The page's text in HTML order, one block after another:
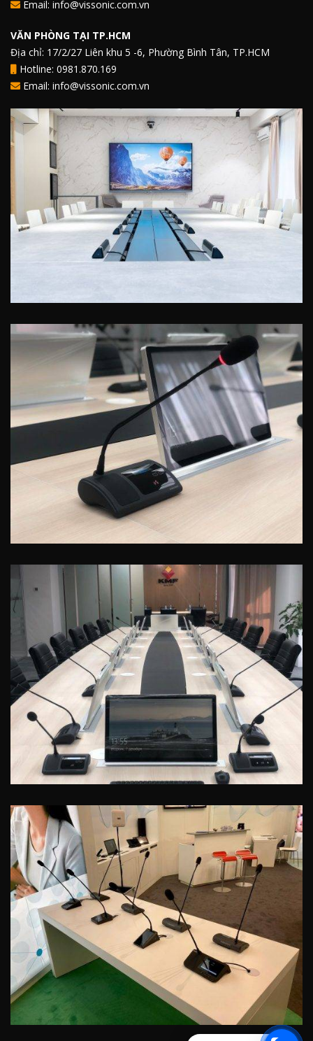
Email: info@vissonic.com.vn
VĂN PHÒNG TẠI TP.HCM
Địa chỉ: 17/2/27 Liên khu 5 -6, Phường Bình Tân, TP.HCM
Hotline: 0981.870.169
Email: info@vissonic.com.vn